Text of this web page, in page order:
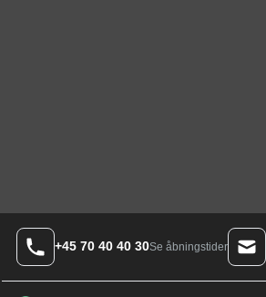
+45 70 40 40 30Se åbningstider